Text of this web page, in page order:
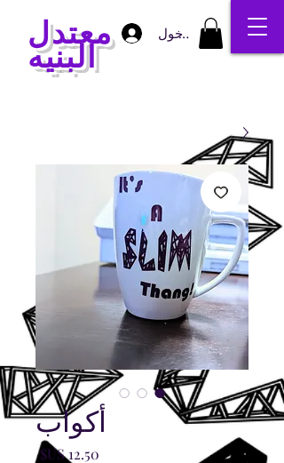
معتدل
البنيه
تسجيل الدخول
أكواب
السعر